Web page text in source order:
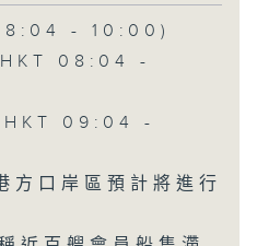
- 10:00)
08:04 -
09:04 -
口岸區預計將進行